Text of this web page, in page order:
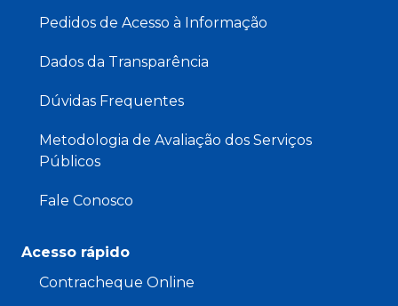
Pedidos de Acesso à Informação
Dados da Transparência
Dúvidas Frequentes
Metodologia de Avaliação dos Serviços
Públicos
Fale Conosco
Acesso rápido
Contracheque Online